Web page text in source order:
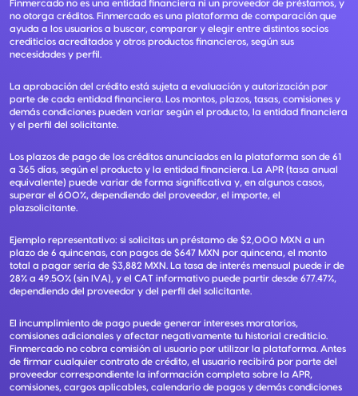
Finmercado no es una entidad financiera ni un proveedor de préstamos, y
no otorga créditos. Finmercado es una plataforma de comparación que
ayuda a los usuarios a buscar, comparar y elegir entre distintos socios
crediticios acreditados y otros productos financieros, según sus
necesidades y perfil.
La aprobación del crédito está sujeta a evaluación y autorización por
parte de cada entidad financiera. Los montos, plazos, tasas, comisiones y
demás condiciones pueden variar según el producto, la entidad financiera
y el perfil del solicitante.
Los plazos de pago de los créditos anunciados en la plataforma son de 61
a 365 días, según el producto y la entidad financiera. La APR (tasa anual
equivalente) puede variar de forma significativa y, en algunos casos,
superar el 600%, dependiendo del proveedor, el importe, el
plazsolicitante.
Ejemplo representativo: si solicitas un préstamo de $2,000 MXN a un
plazo de 6 quincenas, con pagos de $647 MXN por quincena, el monto
total a pagar sería de $3,882 MXN. La tasa de interés mensual puede ir de
28% a 49.50% (sin IVA), y el CAT informativo puede partir desde 677.47%,
dependiendo del proveedor y del perfil del solicitante.
El incumplimiento de pago puede generar intereses moratorios,
comisiones adicionales y afectar negativamente tu historial crediticio.
Finmercado no cobra comisión al usuario por utilizar la plataforma. Antes
de firmar cualquier contrato de crédito, el usuario recibirá por parte del
proveedor correspondiente la información completa sobre la APR,
comisiones, cargos aplicables, calendario de pagos y demás condiciones